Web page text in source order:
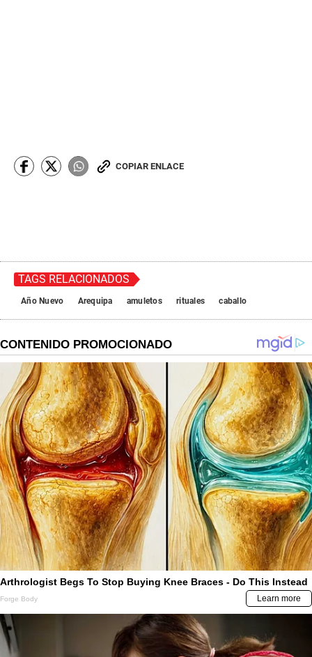
COPIAR ENLACE
TAGS RELACIONADOS
Año Nuevo Arequipa amuletos rituales caballo